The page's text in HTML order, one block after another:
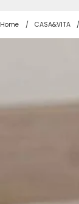
Home CASA&VITA